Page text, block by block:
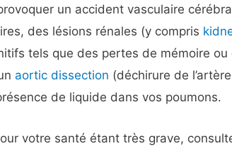
un accident vasculaire
des lésions rénales (y compris
tels que des pertes de mémoire
aortic dissection (déchirure de
de liquide dans vos poumons.
votre santé étant très grave,